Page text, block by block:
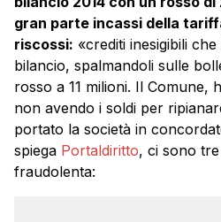
gran parte incassi della
riscossi: «crediti inesigibili
bilancio, spalmandoli sulle
rosso a 11 milioni. Il Comune,
non avendo i soldi per
portato la società in
spiega Portaldiritto, ci sono
fraudolenta: